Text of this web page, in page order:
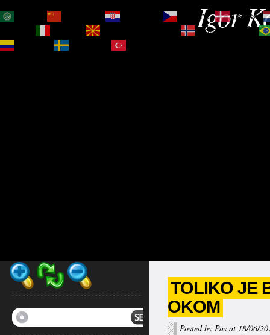
Igor
TOLIKO JE
OKOM
Posted by Pas at 18/06/
Čeština‎
Dansk
Norsk bokmål